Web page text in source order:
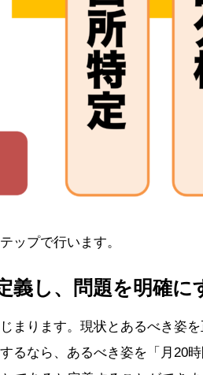
ップで行います。
義し、問題を明確に
まります。現状とあるべき姿
るなら、あるべき姿を「月20